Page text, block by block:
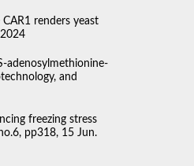
renders yeast
adenosylmethionine-
and
freezing stress
pp318, 15 Jun.